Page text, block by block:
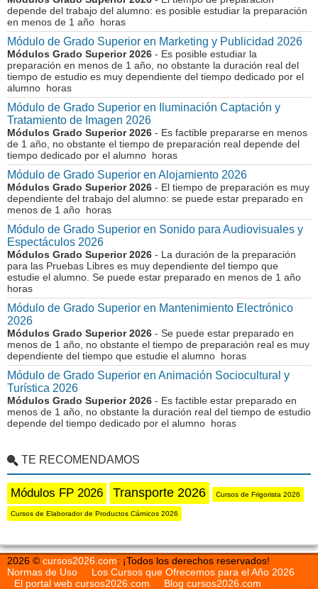
depende del trabajo del alumno: es posible estudiar la preparación
en menos de 1 año horas
Módulo de Grado Superior en Marketing y Publicidad 2026
Módulos Grado Superior 2026 - Es posible estudiar la
preparación en menos de 1 año, no obstante la duración real del
tiempo de estudio es muy dependiente del tiempo dedicado por el
alumno horas
Módulo de Grado Superior en Iluminación Captación y
Tratamiento de Imagen 2026
Módulos Grado Superior 2026 - Es factible prepararse en menos
de 1 año, no obstante el tiempo de preparación real depende del
tiempo dedicado por el alumno horas
Módulo de Grado Superior en Alojamiento 2026
Módulos Grado Superior 2026 - El tiempo de preparación es muy
dependiente del trabajo del alumno: se puede estar preparado en
menos de 1 año horas
Módulo de Grado Superior en Sonido para Audiovisuales y
Espectáculos 2026
Módulos Grado Superior 2026 - La duración de la preparación
para las Pruebas Libres es muy dependiente del tiempo que
estudie el alumno. Se puede estar preparado en menos de 1 año
horas
Módulo de Grado Superior en Mantenimiento Electrónico
2026
Módulos Grado Superior 2026 - Se puede estar preparado en
menos de 1 año, no obstante el tiempo de preparación real es muy
dependiente del tiempo que estudie el alumno horas
Módulo de Grado Superior en Animación Sociocultural y
Turística 2026
Módulos Grado Superior 2026 - Es factible estar preparado en
menos de 1 año, no obstante la duración real del tiempo de estudio
depende del tiempo dedicado por el alumno horas
TE RECOMENDAMOS
Módulos FP 2026 Transporte 2026 Cursos de Frigorista 2026
Cursos de Elaborador de Productos Cárnicos 2026
2026 © cursos2026.com: ¡Todos los derechos reservados!
Normas de Uso
Los Cursos que Ofrecemos para el Año 2026
El portal web cursos2026.com
Blog cursos2026.com